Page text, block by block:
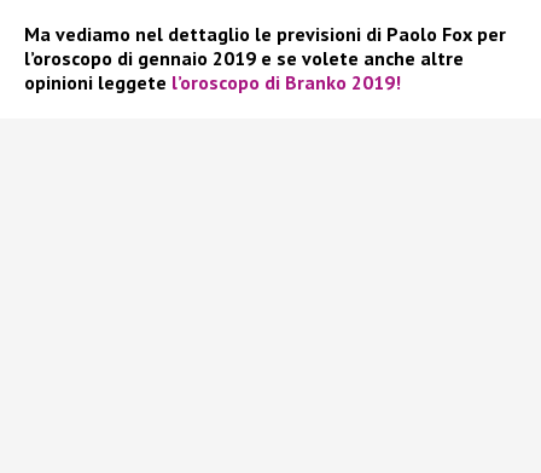
Ma vediamo nel dettaglio le previsioni di Paolo Fox per
l’oroscopo di gennaio 2019 e se volete anche altre
opinioni leggete l’oroscopo di Branko 2019!